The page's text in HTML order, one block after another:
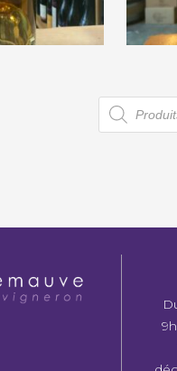
de
produits